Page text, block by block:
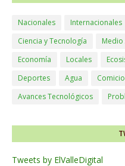
Nacionales Internacionales
Ciencia y Tecnología
Medio
Economía
Locales
Deportes
Agua
Avances Tecnológicos
Tweets by ElValleDigital